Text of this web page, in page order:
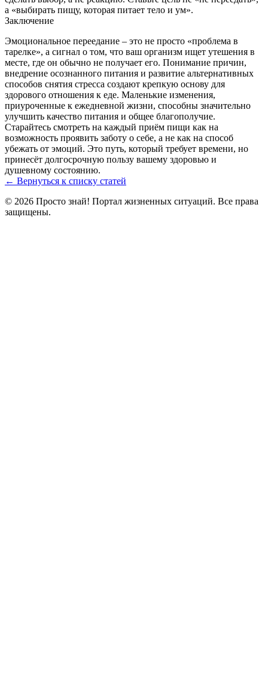
а «выбирать пищу, которая питает тело и ум».
Заключение
Эмоциональное переедание – это не просто «проблема в
тарелке», а сигнал о том, что ваш организм ищет утешения в
месте, где он обычно не получает его. Понимание причин,
внедрение осознанного питания и развитие альтернативных
способов снятия стресса создают крепкую основу для
здорового отношения к еде. Маленькие изменения,
приуроченные к ежедневной жизни, способны значительно
улучшить качество питания и общее благополучие.
Старайтесь смотреть на каждый приём пищи как на
возможность проявить заботу о себе, а не как на способ
убежать от эмоций. Это путь, который требует времени, но
принесёт долгосрочную пользу вашему здоровью и
душевному состоянию.
← Вернуться к списку статей
© 2026 Просто знай! Портал жизненных ситуаций. Все права
защищены.